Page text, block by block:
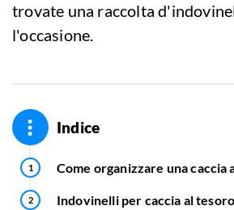
trovate una raccolta
l'occasione.
Indice
Come organizzare una caccia
Indovinelli per caccia al